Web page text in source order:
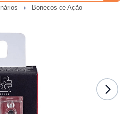
Bonecos de Ação